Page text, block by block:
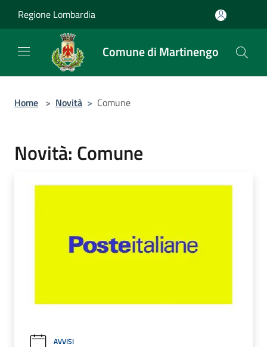
Regione Lombardia
Comune di Martinengo
Home > Novità > Comune
Novità: Comune
AVVISI